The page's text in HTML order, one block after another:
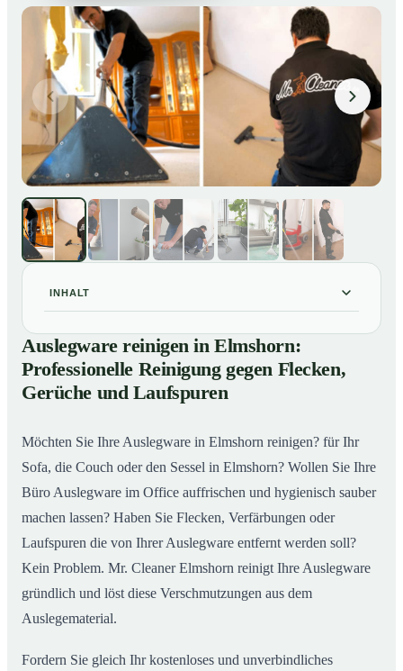
INHALT
01 Auslegware reinigen in Elmshorn: Professionelle
Reinigung gegen Flecken, Gerüche und Laufspuren
02 So wird Auslegware in Elmshorn professionell gereinigt
Auslegware reinigen in Elmshorn:
Professionelle Reinigung gegen Flecken,
Gerüche und Laufspuren
Möchten Sie Ihre Auslegware in Elmshorn reinigen? für Ihr
Sofa, die Couch oder den Sessel in Elmshorn? Wollen Sie Ihre
Büro Auslegware im Office auffrischen und hygienisch sauber
machen lassen? Haben Sie Flecken, Verfärbungen oder
Laufspuren die von Ihrer Auslegware entfernt werden soll?
Kein Problem. Mr. Cleaner Elmshorn reinigt Ihre Auslegware
gründlich und löst diese Verschmutzungen aus dem
Auslegematerial.
Fordern Sie gleich Ihr kostenloses und unverbindliches